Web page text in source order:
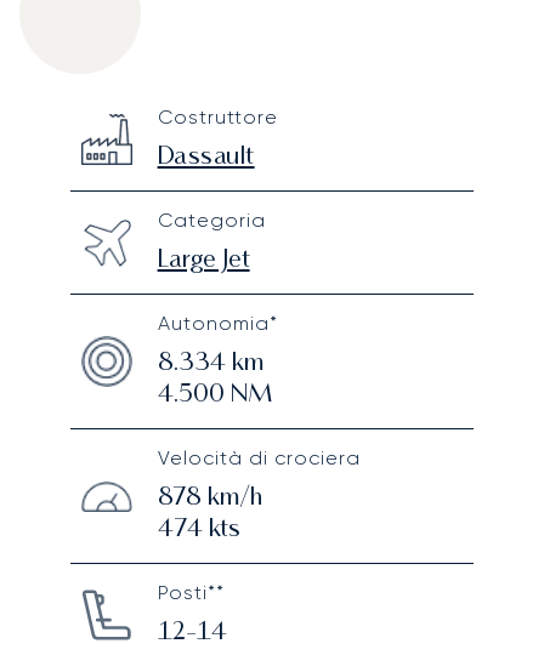
Technical specifications
Costruttore
Dassault
Categoria
Large Jet
Autonomia*
8.334km
4.500 NM
Velocità di crociera
878 km/h
474kts
Posti**
12-14